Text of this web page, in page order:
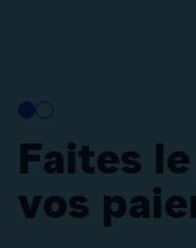
Faites
vos